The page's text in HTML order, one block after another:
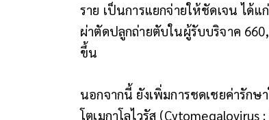
ราย เป็นการแยกจ่ายให้ชัดเจน ได้
ผ่าตัดปลูกถ่ายตับในผู้รับบริจาค
ขึ้น
นอกจากนี้ ยังเพิ่มการชดเชยค่ารัก
โตเมกาโลไวรัส